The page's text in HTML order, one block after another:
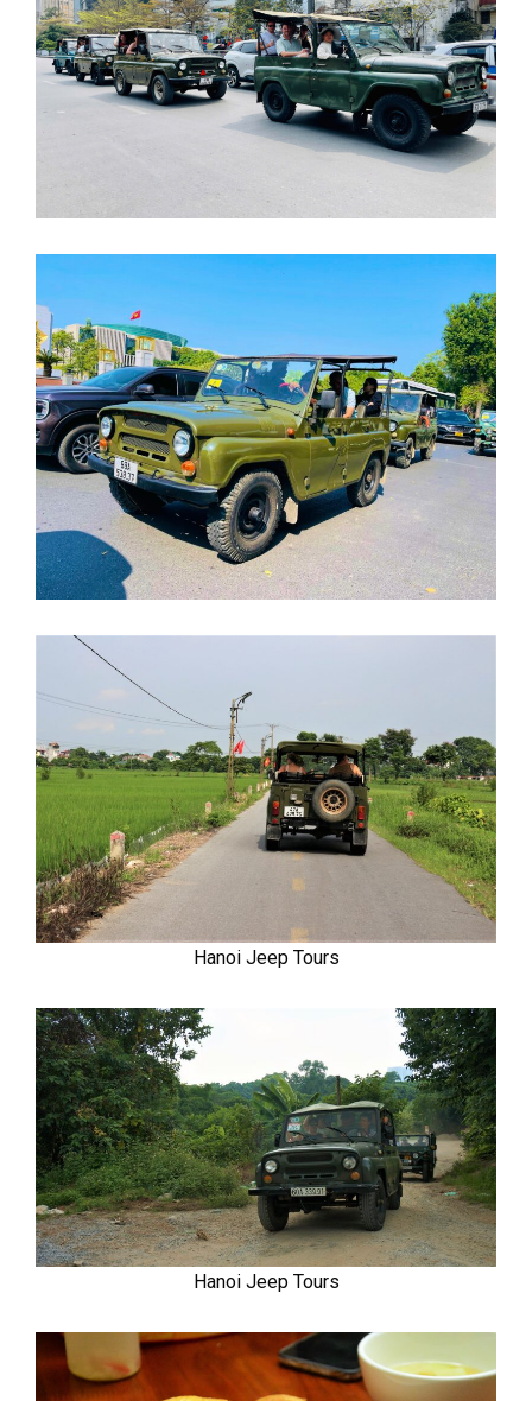
Hanoi Jeep Tours
Hanoi Jeep Tours